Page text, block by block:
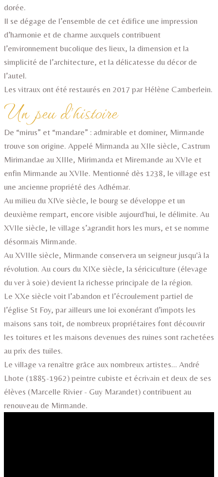
dorée.
Il se dégage de l’ensemble de cet édifice une impression
d’harmonie et de charme auxquels contribuent
l’environnement bucolique des lieux, la dimension et la
simplicité de l’architecture, et la délicatesse du décor de
l’autel.
Les vitraux ont été restaurés en 2017 par Hélène Camberlein.
Un peu d'histoire
De “mirus” et “mandare” : admirable et dominer, Mirmande
trouve son origine. Appelé Mirmanda au XIIe siècle, Castrum
Mirimandae au XIIIe, Mirimanda et Miremande au XVIe et
enfin Mirmande au XVIIe. Mentionné dès 1238, le village est
une ancienne propriété des Adhémar.
Au milieu du XIVe siècle, le bourg se développe et un
deuxième rempart, encore visible aujourd'hui, le délimite. Au
XVIIe siècle, le village s’agrandit hors les murs, et se nomme
désormais Mirmande.
Au XVIIIe siècle, Mirmande conservera un seigneur jusqu'à la
révolution. Au cours du XIXe siècle, la sériciculture (élevage
du ver à soie) devient la richesse principale de la région.
Le XXe siècle voit l’abandon et l’écroulement partiel de
l’église St Foy, par ailleurs une loi exonérant d’impots les
maisons sans toit, de nombreux propriétaires font découvrir
les toitures et les maisons devenues des ruines sont rachetées
au prix des tuiles.
Le village va renaître grâce aux nombreux artistes... André
Lhote (1885-1962) peintre cubiste et écrivain et deux de ses
élèves (Marcelle Rivier - Guy Marandet) contribuent au
renouveau de Mirmande.